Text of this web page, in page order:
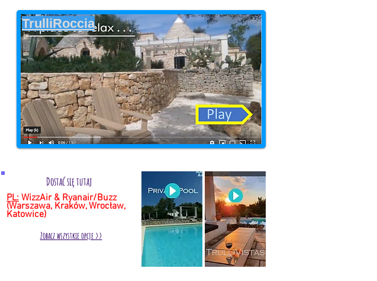
TrulliRoccia
Dostać się tutaj
PL: WizzAir & Ryanair/Buzz
(Warszawa, Kraków, Wrocław,
Katowice)
Zobacz wszystkie opcje >>